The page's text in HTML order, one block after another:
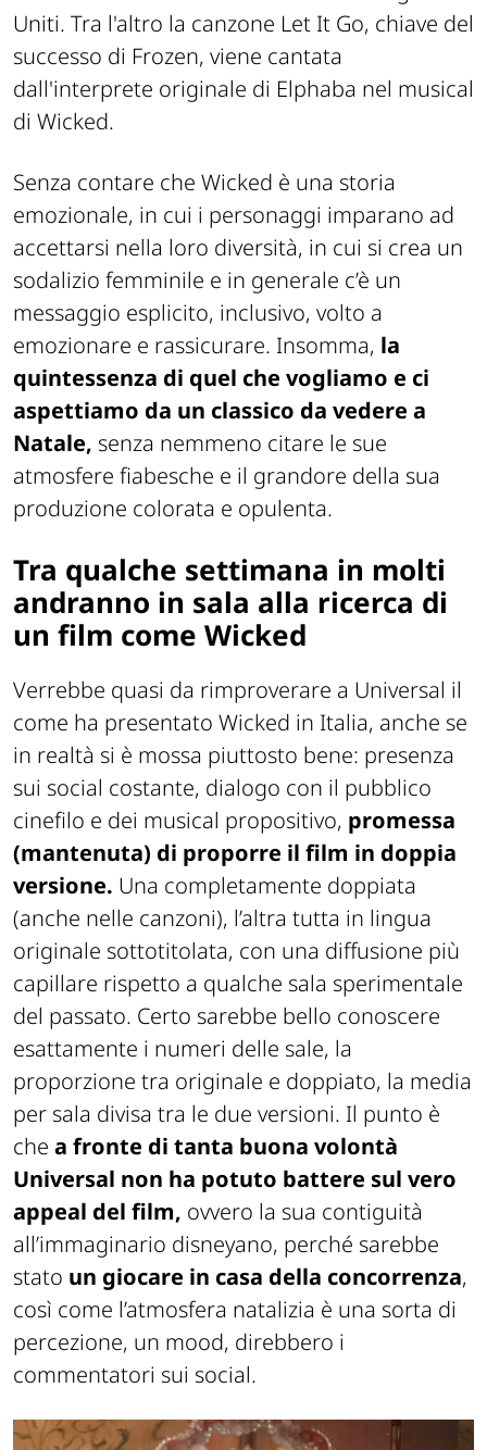
Uniti. Tra l'altro la canzone Let It Go, chiave del
successo di Frozen, viene cantata
dall'interprete originale di Elphaba nel musical
di Wicked.
Senza contare che Wicked è una storia
emozionale, in cui i personaggi imparano ad
accettarsi nella loro diversità, in cui si crea un
sodalizio femminile e in generale c’è un
messaggio esplicito, inclusivo, volto a
emozionare e rassicurare. Insomma, la
quintessenza di quel che vogliamo e ci
aspettiamo da un classico da vedere a
Natale, senza nemmeno citare le sue
atmosfere fiabesche e il grandore della sua
produzione colorata e opulenta.
Tra qualche settimana in molti
andranno in sala alla ricerca di
un film come Wicked
Verrebbe quasi da rimproverare a Universal il
come ha presentato Wicked in Italia, anche se
in realtà si è mossa piuttosto bene: presenza
sui social costante, dialogo con il pubblico
cinefilo e dei musical propositivo, promessa
(mantenuta) di proporre il film in doppia
versione. Una completamente doppiata
(anche nelle canzoni), l’altra tutta in lingua
originale sottotitolata, con una diffusione più
capillare rispetto a qualche sala sperimentale
del passato. Certo sarebbe bello conoscere
esattamente i numeri delle sale, la
proporzione tra originale e doppiato, la media
per sala divisa tra le due versioni. Il punto è
che a fronte di tanta buona volontà
Universal non ha potuto battere sul vero
appeal del film, ovvero la sua contiguità
all’immaginario disneyano, perché sarebbe
stato un giocare in casa della concorrenza,
così come l’atmosfera natalizia è una sorta di
percezione, un mood, direbbero i
commentatori sui social.